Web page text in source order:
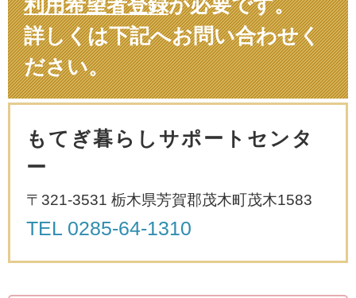
詳しくは下記へお問い合わせく
ださい。
もてぎ暮らしサポートセンタ
ー
〒321-3531 栃木県芳賀郡茂木町茂木1583
TEL 0285-64-1310